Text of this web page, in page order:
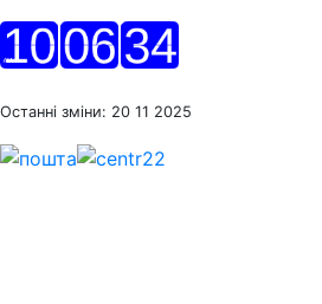
Останні зміни: 20 11 2025